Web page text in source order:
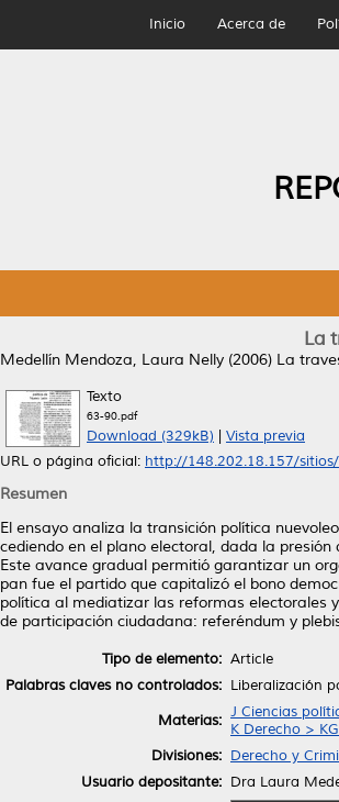
Inicio Acerca de
La
Medellín Mendoza, Laura Nelly (2006) La
Texto
63-90.pdf
Download (329kB)
Vista previa
URL o página oficial: http://148.202.18.157/
Resumen
El ensayo analiza la transición política
cediendo en el plano electoral, dada la
Este avance gradual permitió garantizar un
pan fue el partido que capitalizó el bono
política al mediatizar las reformas electorales
de participación ciudadana: referéndum y
Tipo de elemento: Article
Palabras claves no controlados: Liberalización
Materias: J Ciencias
K Derecho >
Divisiones: Derecho y
Usuario depositante: Dra Laura